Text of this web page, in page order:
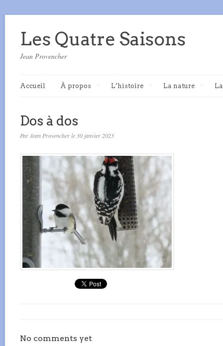
Les Quatre Saisons
Jean Provencher
Accueil À propos L’histoire La nature
Dos à dos
Par Jean Provencher le 30 janvier 2023
No comments yet